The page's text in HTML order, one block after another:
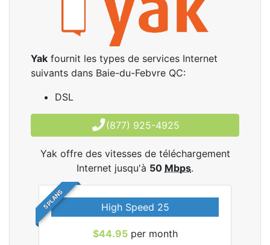
Yak fournit les types de services Internet
suivants dans Baie-du-Febvre QC:
DSL
(877) 925-4925
Yak offre des vitesses de téléchargement
Internet jusqu'à 50 Mbps.
5 PLANS High Speed 25
$44.95per month